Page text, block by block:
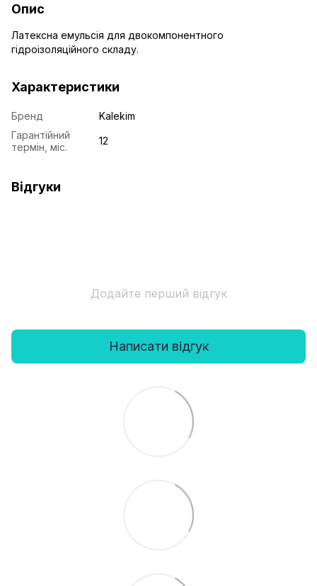
Опис
Латексна емульсія для двокомпонентного
гідроізоляційного складу.
Характеристики
Бренд
Kalekim
Гарантійний
термін, міс.
12
Відгуки
Додайте перший відгук
Написати відгук